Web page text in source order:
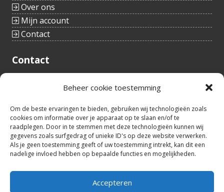
Beheer cookie toestemming
Om de beste ervaringen te bieden, gebruiken wij technologieën zoals
cookies om informatie over je apparaat op te slaan en/of te
raadplegen. Door in te stemmen met deze technologieën kunnen wij
gegevens zoals surfgedrag of unieke ID's op deze website verwerken.
Als je geen toestemming geeft of uw toestemming intrekt, kan dit een
nadelige invloed hebben op bepaalde functies en mogelijkheden.
Accepteren
Over ons
Mijn account
Contact
Contact
8760 Meulebeke
tel.: +32(0)51/48 66 59
info@idealtoys.be
BTW nr.: BE0860.852.630
Openingsuren
8:30u - 12u30